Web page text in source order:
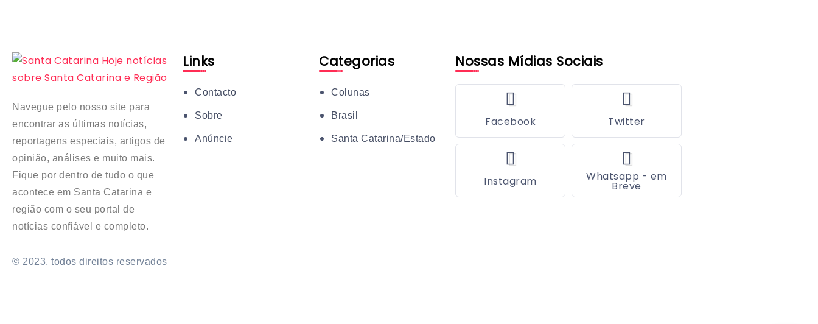
Navegue pelo nosso site para
encontrar as últimas notícias,
reportagens especiais, artigos de
opinião, análises e muito mais.
Fique por dentro de tudo o que
acontece em Santa Catarina e
região com o seu portal de
notícias confiável e completo.
© 2023, todos direitos reservados
Links
Contacto
Sobre
Anúncie
Categorias
Colunas
Brasil
Santa Catarina/Estado
Nossas Mídias Sociais
Facebook Twitter
Instagram Whatsapp - em
Breve